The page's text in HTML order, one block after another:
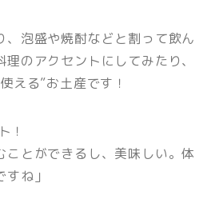
、泡盛や焼酎などと割って飲ん
のアクセントにしてみたり、
える”お土産です！
！
ことができるし、美味しい。体
ね」